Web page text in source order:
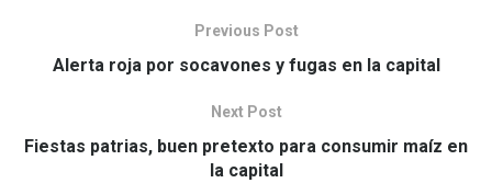
Previous Post
Alerta roja por socavones y fugas en la capital
Next Post
Fiestas patrias, buen pretexto para consumir maíz en
la capital